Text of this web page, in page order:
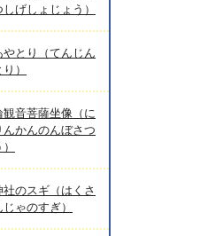
しげしょじょう）
やとり（てんじん
）
観音菩薩坐像（に
んかんのんぼさつ
社のスギ（はくさ
ゃのすぎ）